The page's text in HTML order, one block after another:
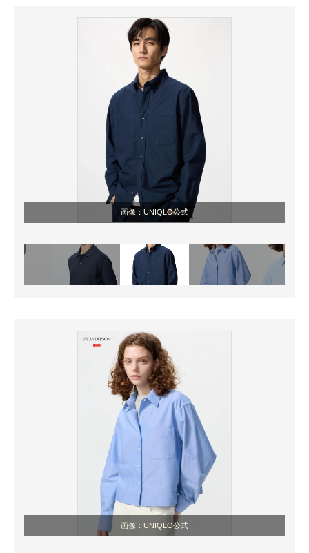
画像：UNIQLO公式
画像：UNIQLO公式